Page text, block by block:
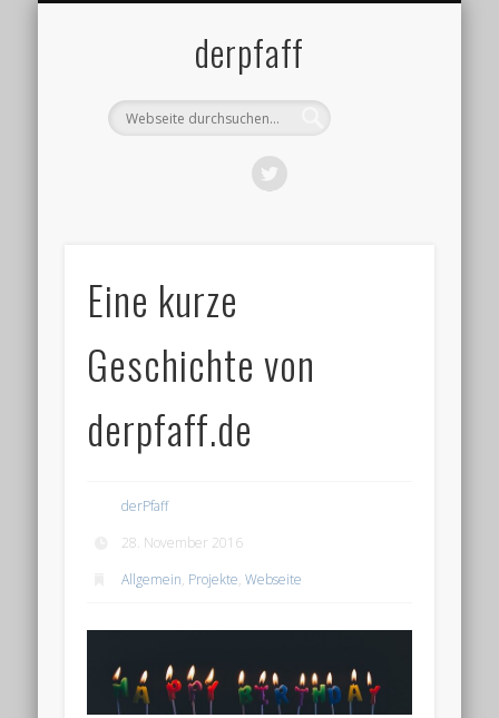
derpfaff
Eine kurze
Geschichte von
derpfaff.de
derPfaff
28. November 2016
Allgemein, Projekte,Webseite